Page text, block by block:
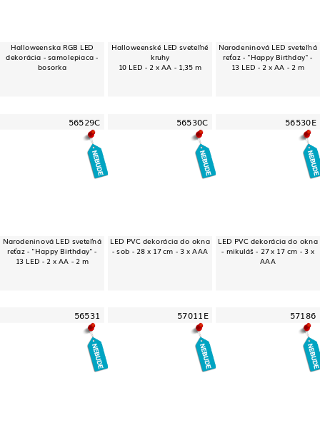
Halloweenska RGB LED
dekorácia - samolepiaca -
bosorka
Halloweenské LED sveteľné
kruhy
10 LED - 2 x AA - 1,35 m
Narodeninová LED sveteľná
reťaz - "Happy Birthday" -
13 LED - 2 x AA - 2 m
56529C
Narodeninová LED sveteľná
reťaz - "Happy Birthday" -
13 LED - 2 x AA - 2 m
56530C
LED PVC dekorácia do okna
- sob - 28 x 17 cm - 3 x AAA
56530E
LED PVC dekorácia do okna
- mikuláš - 27 x 17 cm - 3 x
AAA
56531 57011E 57186